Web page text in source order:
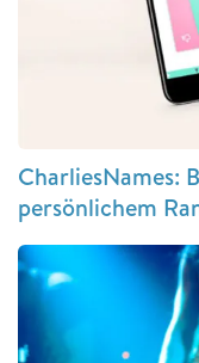
CharliesNames:
persönlichem